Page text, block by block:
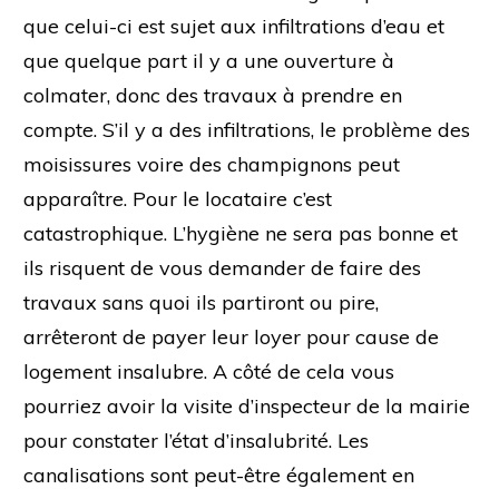
que celui-ci est sujet aux infiltrations d’eau et
que quelque part il y a une ouverture à
colmater, donc des travaux à prendre en
compte. S’il y a des infiltrations, le problème des
moisissures voire des champignons peut
apparaître. Pour le locataire c’est
catastrophique. L’hygiène ne sera pas bonne et
ils risquent de vous demander de faire des
travaux sans quoi ils partiront ou pire,
arrêteront de payer leur loyer pour cause de
logement insalubre. A côté de cela vous
pourriez avoir la visite d’inspecteur de la mairie
pour constater l’état d’insalubrité. Les
canalisations sont peut-être également en